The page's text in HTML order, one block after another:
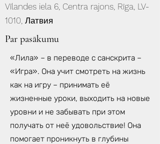
Vīlandes iela 6, Centra rajons, Rīga, LV-
1010, Латвия
Par pasākumu
«Лила» – в переводе с санскрита –
«Игра». Она учит смотреть на жизнь
как на игру – принимать её
жизненные уроки, выходить на новые
уровни и не забывать при этом
получать от неё удовольствие! Она
помогает проникнуть в глубины